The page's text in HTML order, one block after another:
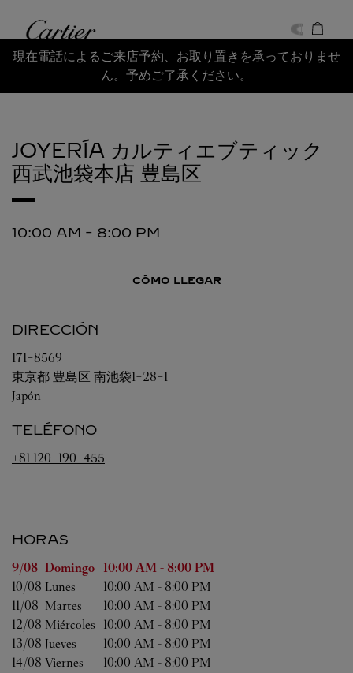
Cartier
Return to Nav
現在電話によるご来店予約、お取り置きを承っておりませ
ん。予めご了承ください。
JOYERÍA カルティエブティック
西武池袋本店 豊島区
10:00 AM - 8:00 PM
CÓMO LLEGAR
DIRECCIÓN
171-8569
東京都 豊島区 南池袋1-28-1
Japón
TELÉFONO
+81 120-190-455
HORAS
Día de la semana Horas
9/08 Domingo 10:00 AM - 8:00 PM
10/08 Lunes 10:00 AM - 8:00 PM
11/08 Martes 10:00 AM - 8:00 PM
12/08 Miércoles 10:00 AM - 8:00 PM
13/08 Jueves 10:00 AM - 8:00 PM
14/08 Viernes 10:00 AM - 8:00 PM